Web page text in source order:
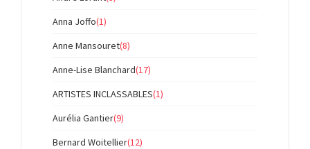
Anna Joffo(1)
Anne Mansouret(8)
Anne-Lise Blanchard(17)
ARTISTES INCLASSABLES(1)
Aurélia Gantier(9)
Bernard Woitellier(12)